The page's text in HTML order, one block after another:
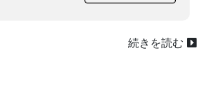
続きを読む